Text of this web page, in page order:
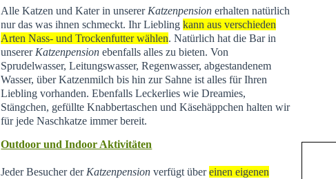
Alle Katzen und Kater in unserer Katzenpension erhalten natürlich
nur das was ihnen schmeckt. Ihr Lieblingkann aus verschieden
Arten Nass- und Trockenfutter wählen. Natürlich hat die Bar in
unserer Katzenpension ebenfalls alles zu bieten. Von
Sprudelwasser, Leitungswasser, Regenwasser, abgestandenem
Wasser, über Katzenmilch bis hin zur Sahne ist alles für Ihren
Liebling vorhanden. Ebenfalls Leckerlies wie Dreamies,
Stängchen, gefüllte Knabbertaschen und Käsehäppchen halten wir
für jede Naschkatze immer bereit.
Outdoor und Indoor Aktivitäten
Jeder Besucher der Katzenpension verfügt übereinen eigenen